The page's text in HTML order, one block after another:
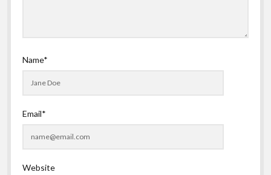
Name*
Email*
Website